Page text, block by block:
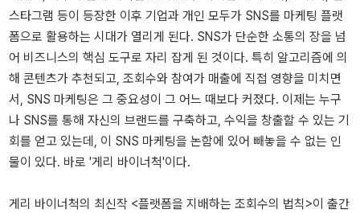
스타그램 등이 등장한 이후 기업과 개인 모두가 SNS를 마케팅 플랫
폼으로 활용하는 시대가 열리게 된다. SNS가 단순한 소통의 장을 넘
어 비즈니스의 핵심 도구로 자리 잡게 된 것이다. 특히 알고리즘에 의
해 콘텐츠가 추천되고, 조회수와 참여가 매출에 직접 영향을 미치면
서, SNS 마케팅은 그 중요성이 그 어느 때보다 커졌다. 이제는 누구
나 SNS를 통해 자신의 브랜드를 구축하고, 수익을 창출할 수 있는 기
회를 얻고 있는데, 이 SNS 마케팅을 논함에 있어 빼놓을 수 없는 인
물이 있다. 바로 '게리 바이너척'이다.
게리 바이너척의 최신작 <플랫폼을 지배하는 조회수의 법칙>이 출간